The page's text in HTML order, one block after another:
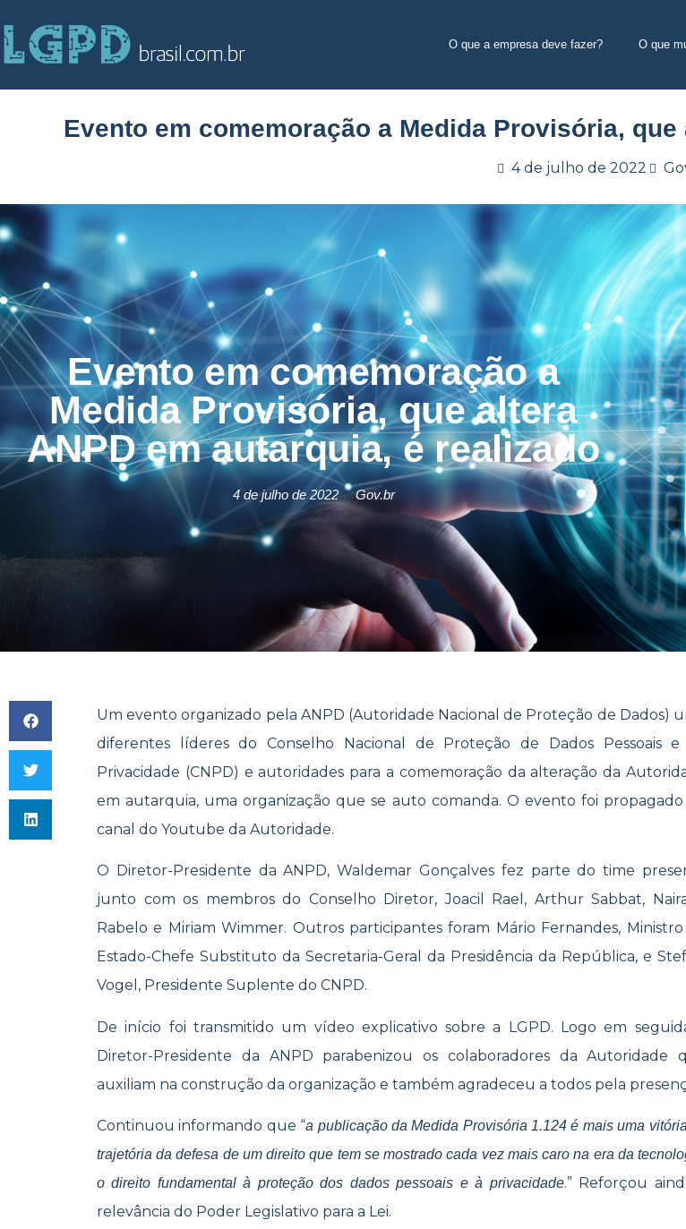
O que a empresa deve fazer? O que
Evento em comemoração a Medida Provisória,
4 de julho de 2022
Evento em comemoração a
Medida Provisória, que altera
ANPD em autarquia, é realizado
4 de julho de 2022 Gov.br
Um evento organizado pela ANPD (Autoridade Nacional de Proteção de Dados)
diferentes líderes do Conselho Nacional de Proteção de Dados Pessoais e
Privacidade (CNPD) e autoridades para a comemoração da alteração da
em autarquia, uma organização que se auto comanda. O evento foi
canal do Youtube da Autoridade.
O Diretor-Presidente da ANPD, Waldemar Gonçalves fez parte do time
junto com os membros do Conselho Diretor, Joacil Rael, Arthur Sabbat,
Rabelo e Miriam Wimmer. Outros participantes foram Mário Fernandes,
Estado-Chefe Substituto da Secretaria-Geral da Presidência da República, e
Vogel, Presidente Suplente do CNPD.
De início foi transmitido um vídeo explicativo sobre a LGPD. Logo em
Diretor-Presidente da ANPD parabenizou os colaboradores da Autoridade
auxiliam na construção da organização e também agradeceu a todos pela
Continuou informando que “a publicação da Medida Provisória 1.124 é mais uma
trajetória da defesa de um direito que tem se mostrado cada vez mais caro na era da
o direito fundamental à proteção dos dados pessoais e à privacidade.” Reforçou
relevância do Poder Legislativo para a Lei.